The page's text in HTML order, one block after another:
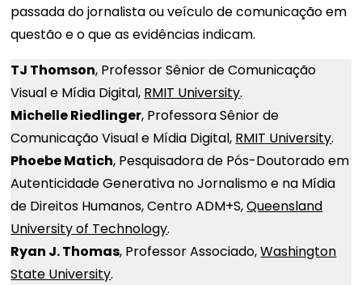
passada do jornalista ou veículo de comunicação em
questão e o que as evidências indicam.
TJ Thomson, Professor Sênior de Comunicação
Visual e Mídia Digital, RMIT University.
Michelle Riedlinger, Professora Sênior de
Comunicação Visual e Mídia Digital, RMIT University.
Phoebe Matich, Pesquisadora de Pós-Doutorado em
Autenticidade Generativa no Jornalismo e na Mídia
de Direitos Humanos, Centro ADM+S,Queensland
University of Technology.
Ryan J. Thomas, Professor Associado,Washington
State University.